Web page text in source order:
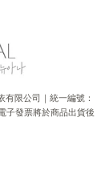
有限公司｜統一編號：
子發票將於商品出貨後